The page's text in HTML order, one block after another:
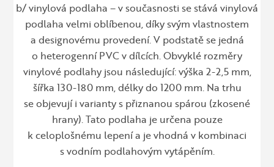
b/ vinylová podlaha – v současnosti se stává vinylová
podlaha velmi oblíbenou, díky svým vlastnostem
a designovému provedení. V podstatě se jedná
o heterogenní PVC v dílcích. Obvyklé rozměry
vinylové podlahy jsou následující: výška 2-2,5 mm,
šířka 130-180 mm, délky do 1200 mm. Na trhu
se objevují i varianty s přiznanou spárou (zkosené
hrany). Tato podlaha je určena pouze
k celoplošnému lepení a je vhodná v kombinaci
s vodním podlahovým vytápěním.